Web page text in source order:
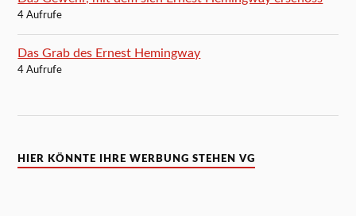
4 Aufrufe
Das Grab des Ernest Hemingway
4 Aufrufe
HIER KÖNNTE IHRE WERBUNG STEHEN VG